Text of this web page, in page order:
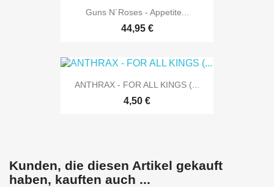
Guns N´Roses - Appetite...
44,95 €
ANTHRAX - FOR ALL KINGS (...
4,50 €
Kunden, die diesen Artikel gekauft
haben, kauften auch ...